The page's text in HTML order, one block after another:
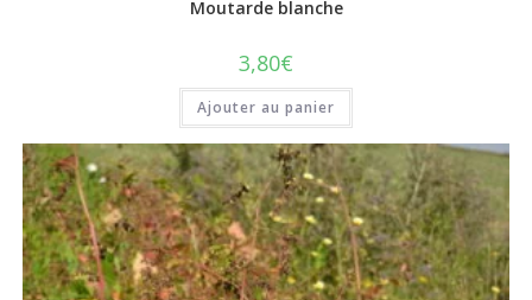
Moutarde blanche
3,80€
Ajouter au panier